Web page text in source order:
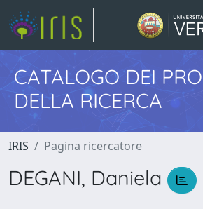
CATALOGO DEI
DELLA RICERCA
IRIS Pagina ricercatore
DEGANI, Daniela